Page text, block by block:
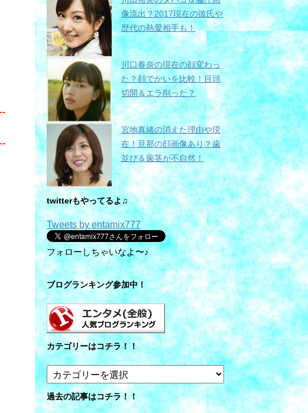
像流出？2017現在の彼氏や
歴代の熱愛相手も！
川口春奈の現在の顔変わっ
た？顔でかいを比較！目頭
切開＆エラ削った？
宮地真緒の消えた理由や現
在！旦那の顔画像あり？歯
並び＆歯茎が不自然！
twitterもやってるよ♫
Tweets by entamix777
フォローしちゃいなよ〜♪
ブログランキング参加中！
カテゴリーはコチラ！！
テ
ゴ
リ
過去の記事はコチラ！！